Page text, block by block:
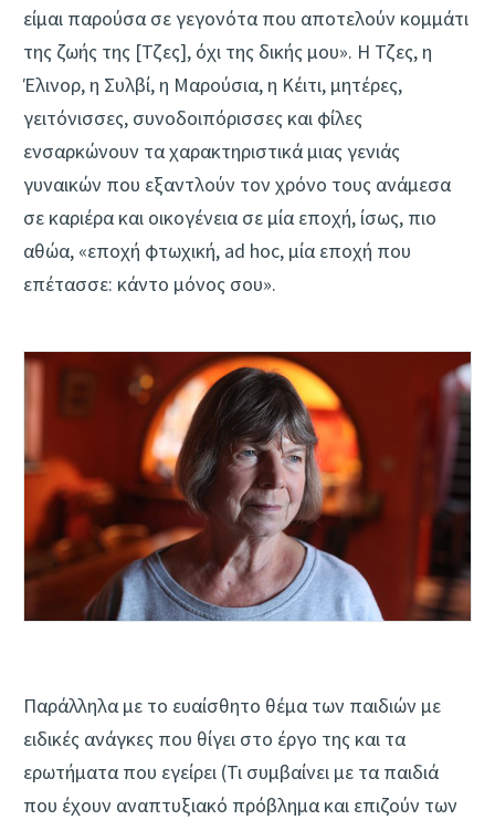
είμαι παρούσα σε γεγονότα που αποτελούν κομμάτι
της ζωής της [Τζες], όχι της δικής μου». Η Τζες, η
Έλινορ, η Συλβί, η Μαρούσια, η Κέιτι, μητέρες,
γειτόνισσες, συνοδοιπόρισσες και φίλες
ενσαρκώνουν τα χαρακτηριστικά μιας γενιάς
γυναικών που εξαντλούν τον χρόνο τους ανάμεσα
σε καριέρα και οικογένεια σε μία εποχή, ίσως, πιο
αθώα, «εποχή φτωχική, ad hoc, μία εποχή που
επέτασσε: κάντο μόνος σου».
Παράλληλα με το ευαίσθητο θέμα των παιδιών με
ειδικές ανάγκες που θίγει στο έργο της και τα
ερωτήματα που εγείρει (Τι συμβαίνει με τα παιδιά
που έχουν αναπτυξιακό πρόβλημα και επιζούν των